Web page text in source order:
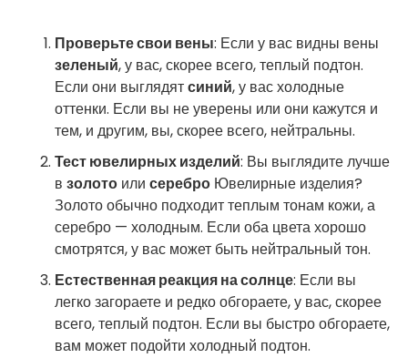
Проверьте свои вены: Если у вас видны вены
зеленый, у вас, скорее всего, теплый подтон.
Если они выглядятсиний, у вас холодные
оттенки. Если вы не уверены или они кажутся и
тем, и другим, вы, скорее всего, нейтральны.
Тест ювелирных изделий: Вы выглядите лучше
в золото или серебро Ювелирные изделия?
Золото обычно подходит теплым тонам кожи, а
серебро — холодным. Если оба цвета хорошо
смотрятся, у вас может быть нейтральный тон.
Естественная реакция на солнце: Если вы
легко загораете и редко обгораете, у вас, скорее
всего, теплый подтон. Если вы быстро обгораете,
вам может подойти холодный подтон.